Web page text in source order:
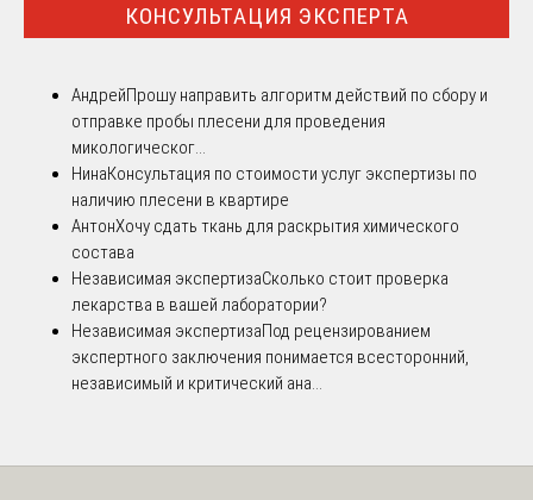
КОНСУЛЬТАЦИЯ ЭКСПЕРТА
АндрейПрошу направить алгоритм действий по сбору и
отправке пробы плесени для проведения
микологическог...
НинаКонсультация по стоимости услуг экспертизы по
наличию плесени в квартире
АнтонХочу сдать ткань для раскрытия химического
состава
Независимая экспертизаСколько стоит проверка
лекарства в вашей лаборатории?
Независимая экспертизаПод рецензированием
экспертного заключения понимается всесторонний,
независимый и критический ана...